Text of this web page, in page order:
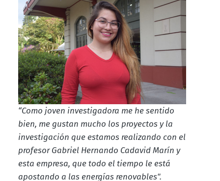
“Como joven investigadora me he sentido
bien, me gustan mucho los proyectos y la
investigación que estamos realizando con el
profesor Gabriel Hernando Cadavid Marín y
esta empresa, que todo el tiempo le está
apostando a las energías renovables".